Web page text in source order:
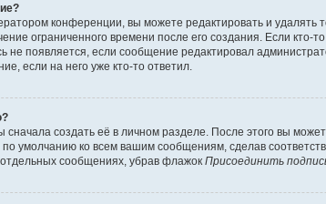
конференции, вы можете редактировать и
ограниченного времени после его создания. Если
не появляется, если сообщение редактировал
если на него уже кто-то ответил.
создать её в личном разделе. После этого вы
умолчанию ко всем вашим сообщениям, сделав
сообщениях, убрав флажок Присоединить